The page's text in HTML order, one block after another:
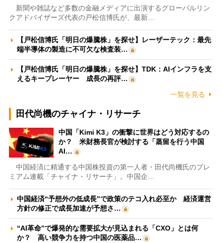
新聞や雑誌など多数の金融メディアに出演するグローバルリン
クアドバイザーズ代表の戸松信博氏が、最新…
【戸松信博氏「明日の爆騰株」を探せ】レーザーテック：最先
端半導体の製造に不可欠な検査装…
【戸松信博氏「明日の爆騰株」を探せ】TDK：AIインフラを支
えるキープレーヤー 成長の再評…
一覧を見る
田代尚機のチャイナ・リサーチ
中国「Kimi K3」の衝撃に世界はどう対応するの
か？ 米財務長官が検討する「蒸留を行う中国
AI…
中国経済に精通する中国株投資の第一人者・田代尚機氏のプレ
ミアム連載「チャイナ・リサーチ」。中国企…
中国経済“予想外の低成長”で政策のテコ入れ必至か 経済運営
方針の修正で成長加速が予想さ…
“AI革命”で爆発的な需要拡大が見込まれる「CXO」とは何
か？ 高い競争力を持つ中国の医薬品…